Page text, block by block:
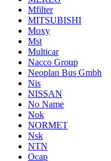
Mfilter
MITSUBISHI
Moxy
Mst
Multicar
Nacco Group
Neoplan Bus Gmbh
Nis
NISSAN
No Name
Nok
NORMET
Nsk
NTN
Ocap